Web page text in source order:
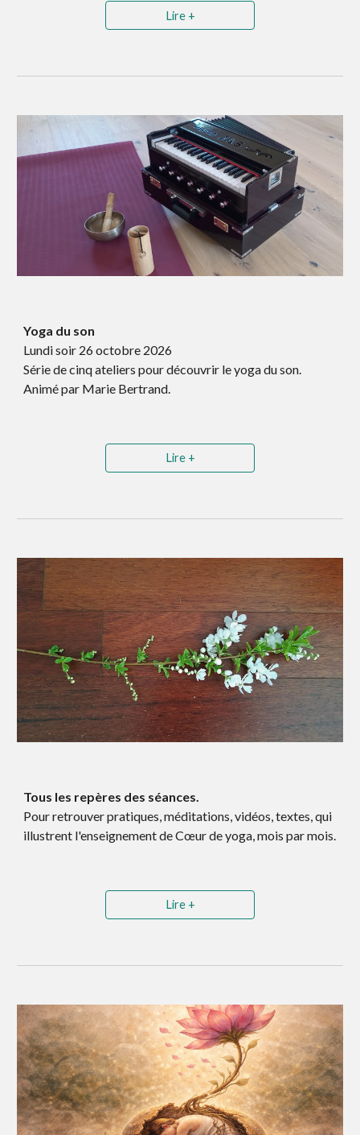
Lire +
Yoga du son
Lundi soir 26 octobre 2026
Série decinqateliers pour découvrir le yoga du son.
Animé par Marie Bertrand.
Lire +
Tous les repères des séances.
Pour retrouver pratiques, méditations, vidéos, textes, qui
illustrent l'enseignement de Cœur de yoga, mois par mois.
Lire +